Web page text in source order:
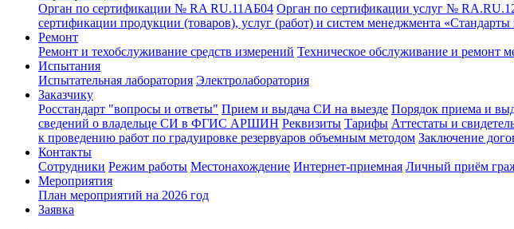
Орган по сертификации № RA RU.11АБ04 Орган по сертификации услуг №
сертификации продукции (товаров), услуг (работ) и систем менеджмента «Стандарты
Ремонт
Ремонт и техобслуживание средств измерений Техническое обслуживание и ремонт
Испытания
Испытательная лаборатория Электролаборатория
Заказчику
Росстандарт "вопросы и ответы" Прием и выдача СИ на выезде Порядок приема и
сведений о владельце СИ в ФГИС АРШИН Реквизиты Тарифы Аттестаты и
к проведению работ по градуировке резервуаров объемным методом Заключение
Контакты
Сотрудники Режим работы Местонахождение Интернет-приемная Личный приём
Мероприятия
План мероприятий на 2026 год
Заявка